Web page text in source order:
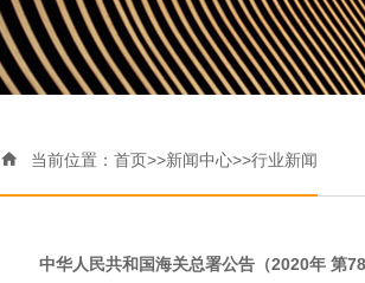
 当前位置： 首页>>新闻中心>>行业新闻
中华人民共和国海关总署公告（2020年 第78